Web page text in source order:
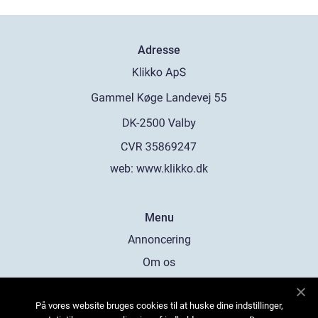
Adresse
web: www.klikko.dk
Menu
Annoncering
Om os
Kontakt os
På vores website bruges cookies til at huske dine indstillinger,